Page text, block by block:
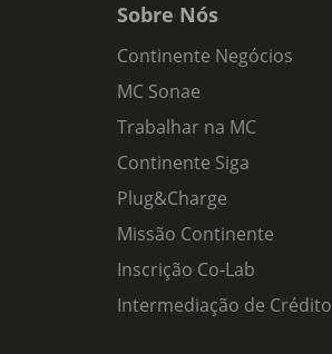
Sobre Nós
Continente Negócios
MC Sonae
Trabalhar na MC
Continente Siga
Plug&Charge
Missão Continente
Inscrição Co-Lab
Intermediação de Crédito